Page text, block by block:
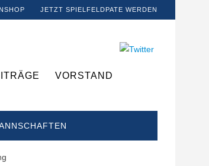
JETZT SPIELFELDPATE WERDEN
VORSTAND